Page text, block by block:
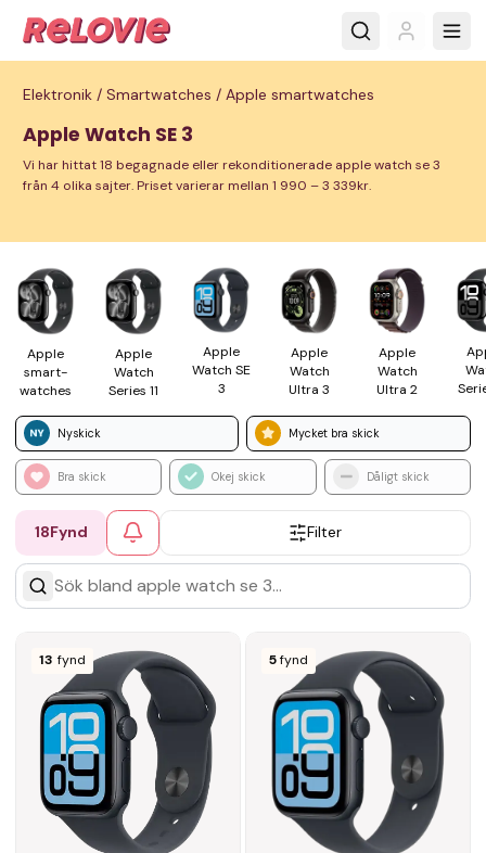
Elektronik / Smartwatches / Apple smartwatches
Apple Watch SE 3
Vi har hittat 18 begagnade eller rekonditionerade apple watch se 3
från 4 olika sajter. Priset varierar mellan 1 990 – 3 339kr.
Apple
smart­
watches
Apple
Watch
Series 11
Apple
Watch SE
3
Apple
Watch
Ultra 3
Apple
Watch
Ultra 2
Nyskick Mycket bra skick
Bra skick Okej skick Dåligt skick
18Fynd Filter
13 fynd 5 fynd